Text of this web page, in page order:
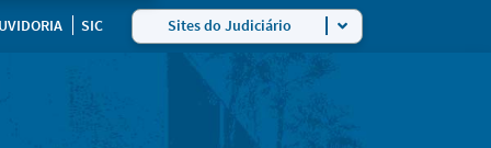
SIC Sites do Judiciário